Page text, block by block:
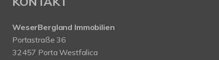
WeserBergland Immobilien
Portastraße 36
32457 Porta Westfalica